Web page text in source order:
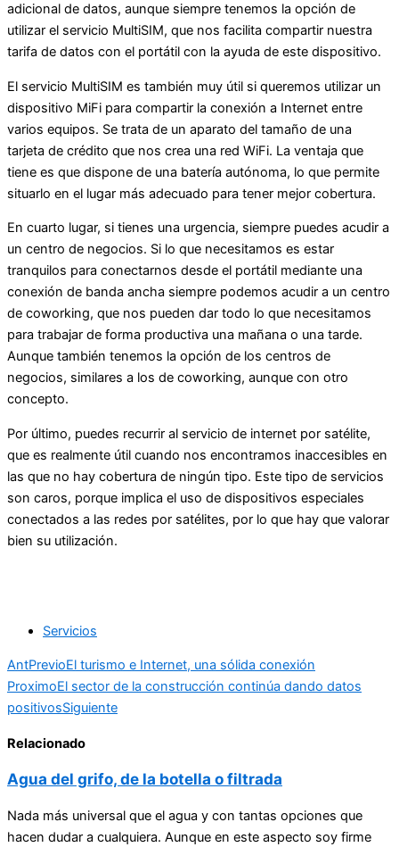
adicional de datos, aunque siempre tenemos la opción de
utilizar el servicio MultiSIM, que nos facilita compartir nuestra
tarifa de datos con el portátil con la ayuda de este dispositivo.
El servicio MultiSIM es también muy útil si queremos utilizar un
dispositivo MiFi para compartir la conexión a Internet entre
varios equipos. Se trata de un aparato del tamaño de una
tarjeta de crédito que nos crea una red WiFi. La ventaja que
tiene es que dispone de una batería autónoma, lo que permite
situarlo en el lugar más adecuado para tener mejor cobertura.
En cuarto lugar, si tienes una urgencia, siempre puedes acudir a
un centro de negocios. Si lo que necesitamos es estar
tranquilos para conectarnos desde el portátil mediante una
conexión de banda ancha siempre podemos acudir a un centro
de coworking, que nos pueden dar todo lo que necesitamos
para trabajar de forma productiva una mañana o una tarde.
Aunque también tenemos la opción de los centros de
negocios, similares a los de coworking, aunque con otro
concepto.
Por último, puedes recurrir al servicio de internet por satélite,
que es realmente útil cuando nos encontramos inaccesibles en
las que no hay cobertura de ningún tipo. Este tipo de servicios
son caros, porque implica el uso de dispositivos especiales
conectados a las redes por satélites, por lo que hay que valorar
bien su utilización.
Servicios
AntPrevioEl turismo e Internet, una sólida conexión
ProximoEl sector de la construcción continúa dando datos
positivosSiguiente
Relacionado
Agua del grifo, de la botella o filtrada
Nada más universal que el agua y con tantas opciones que
hacen dudar a cualquiera. Aunque en este aspecto soy firme